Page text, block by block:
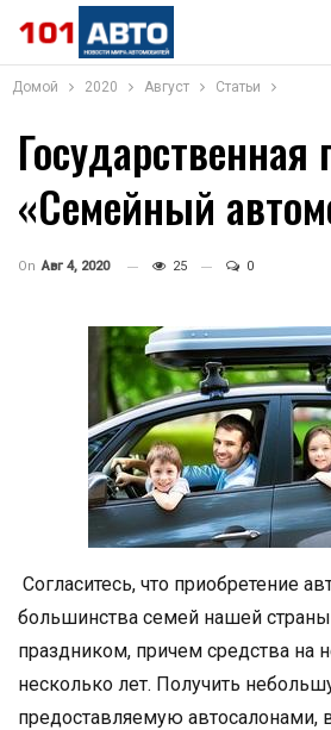
Домой 2020 Август Статьи
Государственная
«Семейный
On Авг 4, 2020 25 0
Согласитесь, что приобретение
большинства семей нашей
праздником, причем средства на
несколько лет. Получить
предоставляемую